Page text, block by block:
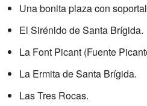
Una bonita plaza con
El Sirénido de Santa Brígida.
La Font Picant (Fuente
La Ermita de Santa Brígida.
Las Tres Rocas.